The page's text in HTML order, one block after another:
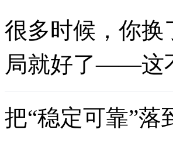
很多时候，你换
局就好了——这
把“稳定可靠”落